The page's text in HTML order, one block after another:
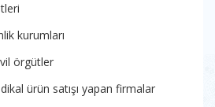
kurumları
örgütler
ürün satışı yapan firmalar